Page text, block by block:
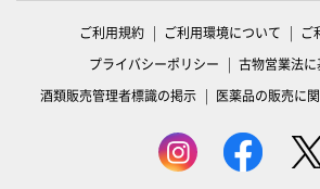
ご利用規約 ご利用環境について
ご
プライバシーポリシー
古物営業法
酒類販売管理者標識の掲示
医薬品の販売に